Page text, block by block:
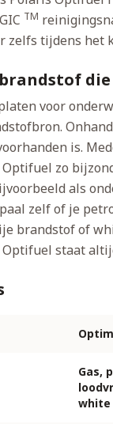
TM
zelfs tijdens het
voor
is.
zo
als
zelf of je
brandstof of
staat
Gas,
white